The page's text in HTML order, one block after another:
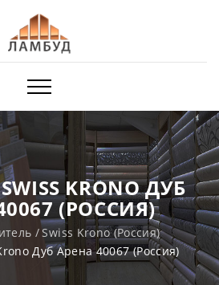
KRONO ДУБ
(РОССИЯ)
Swiss Krono (Россия)
Дуб Арена 40067 (Россия)